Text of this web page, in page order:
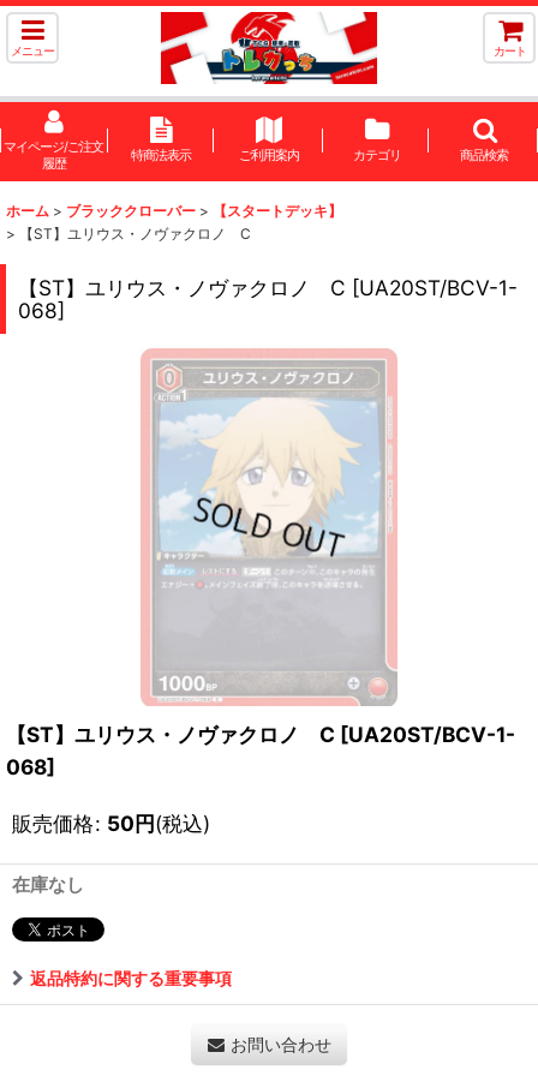
メニュー カート
マイページ/ご注文
履歴
特商法表示 ご利用案内 カテゴリ 商品検索
ホーム > ブラッククローバー >
【スタートデッキ】
>
【ST】ユリウス・ノヴァクロノ C
【ST】ユリウス・ノヴァクロノ C [UA20ST/BCV-1-
068]
【ST】ユリウス・ノヴァクロノ C [UA20ST/BCV-1-
068]
販売価格: 50円(税込)
在庫なし
返品特約に関する重要事項
お問い合わせ